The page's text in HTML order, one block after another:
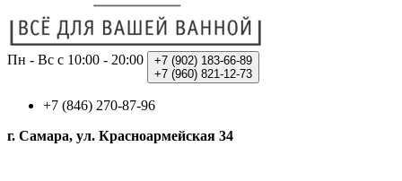
Пн - Вс с 10:00 - 20:00 +7 (902) 183-66-89
+7 (960) 821-12-73
+7 (846) 270-87-96
г. Самара, ул. Красноармейская 34